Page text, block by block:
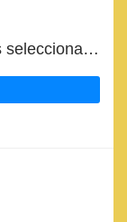
Ahorre hasta el 8% en los artículos seleccionados | fin en breve